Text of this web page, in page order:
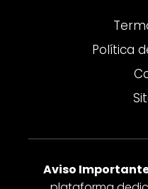
Política
Aviso